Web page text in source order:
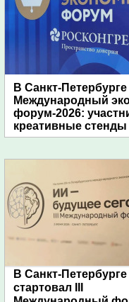
В Санкт-
Международный
форум-2026:
креативные стенды
В Санкт-Петербурге
стартовал III